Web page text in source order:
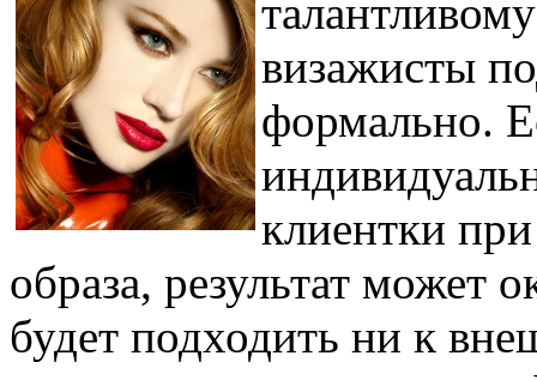
визажисты
формально.
клиентки
образа, результат может
будет подходить ни к